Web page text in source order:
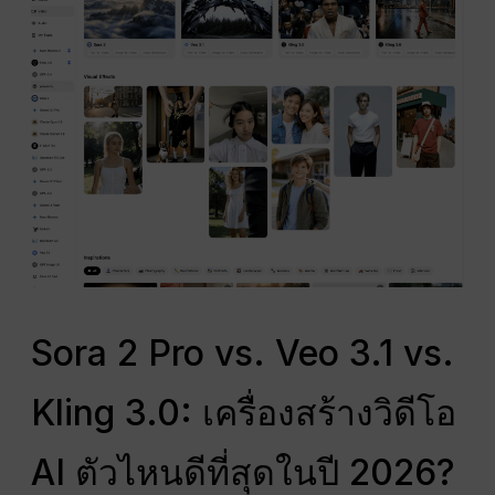
Sora 2 Pro vs. Veo 3.1 vs.
Kling 3.0: เครื่องสร้างวิดีโอ
AI ตัวไหนดีที่สุดในปี 2026?